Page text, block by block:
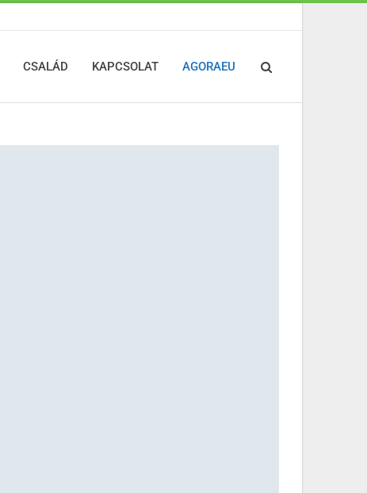
CSALÁD KAPCSOLAT AGORAEU